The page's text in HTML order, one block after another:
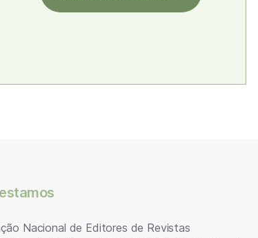
Nacional de Editores de Revistas